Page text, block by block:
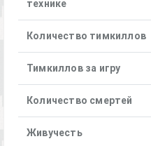
технике
Количество тимкиллов
Тимкиллов за игру
Количество смертей
Живучесть